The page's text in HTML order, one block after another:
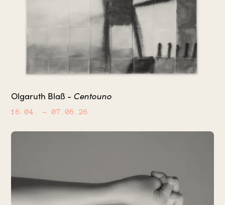
Olgaruth Blaß - Centouno
16.04. – 07.06.26